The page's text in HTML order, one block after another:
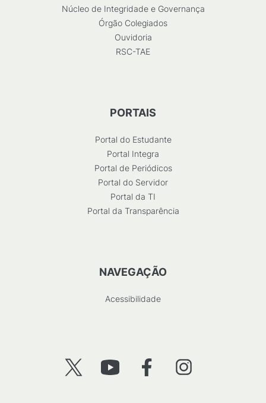
Núcleo de Integridade e Governança
Órgão Colegiados
Ouvidoria
RSC-TAE
PORTAIS
Portal do Estudante
Portal Integra
Portal de Periódicos
Portal do Servidor
Portal da TI
Portal da Transparência
NAVEGAÇÃO
Acessibilidade